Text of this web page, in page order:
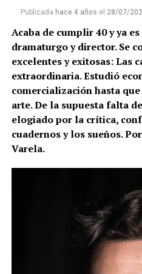
Publicada hace 4 años el 28/07/
Acaba de cumplir 40 y ya
dramaturgo y director. Se
excelentes y exitosas: Las
extraordinaria. Estudió
comercialización hasta
arte. De la supuesta falta
elogiado por la crítica,
cuadernos y los sueños.
Varela.